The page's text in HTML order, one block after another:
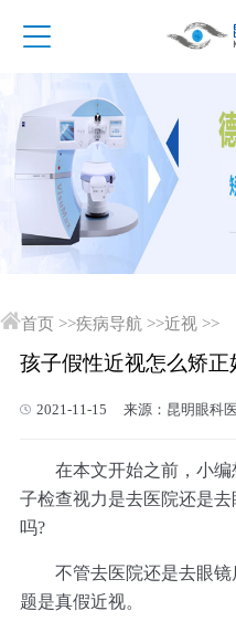
首页 >>疾病导航 >>近视 >>
孩子假性近视怎么矫正
2021-11-15 来源：昆明眼科
在本文开始之前，小编
子检查视力是去医院还是
吗?
不管去医院还是去眼镜
题是真假近视。